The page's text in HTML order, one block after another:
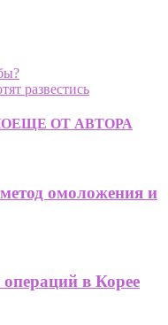
развестись
ЕЩЕ ОТ АВТОРА
омоложения и
в Корее